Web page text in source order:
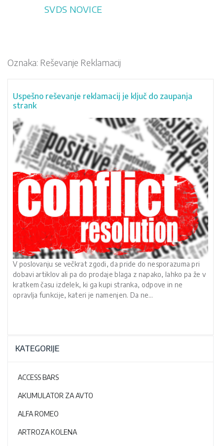
SVDS NOVICE
Oznaka: Reševanje Reklamacij
Uspešno reševanje reklamacij je ključ do zaupanja
strank
V poslovanju se večkrat zgodi, da pride do nesporazuma pri
dobavi artiklov ali pa do prodaje blaga z napako, lahko pa že v
kratkem času izdelek, ki ga kupi stranka, odpove in ne
opravlja funkcije, kateri je namenjen. Da ne…
KATEGORIJE
ACCESS BARS
AKUMULATOR ZA AVTO
ALFA ROMEO
ARTROZA KOLENA